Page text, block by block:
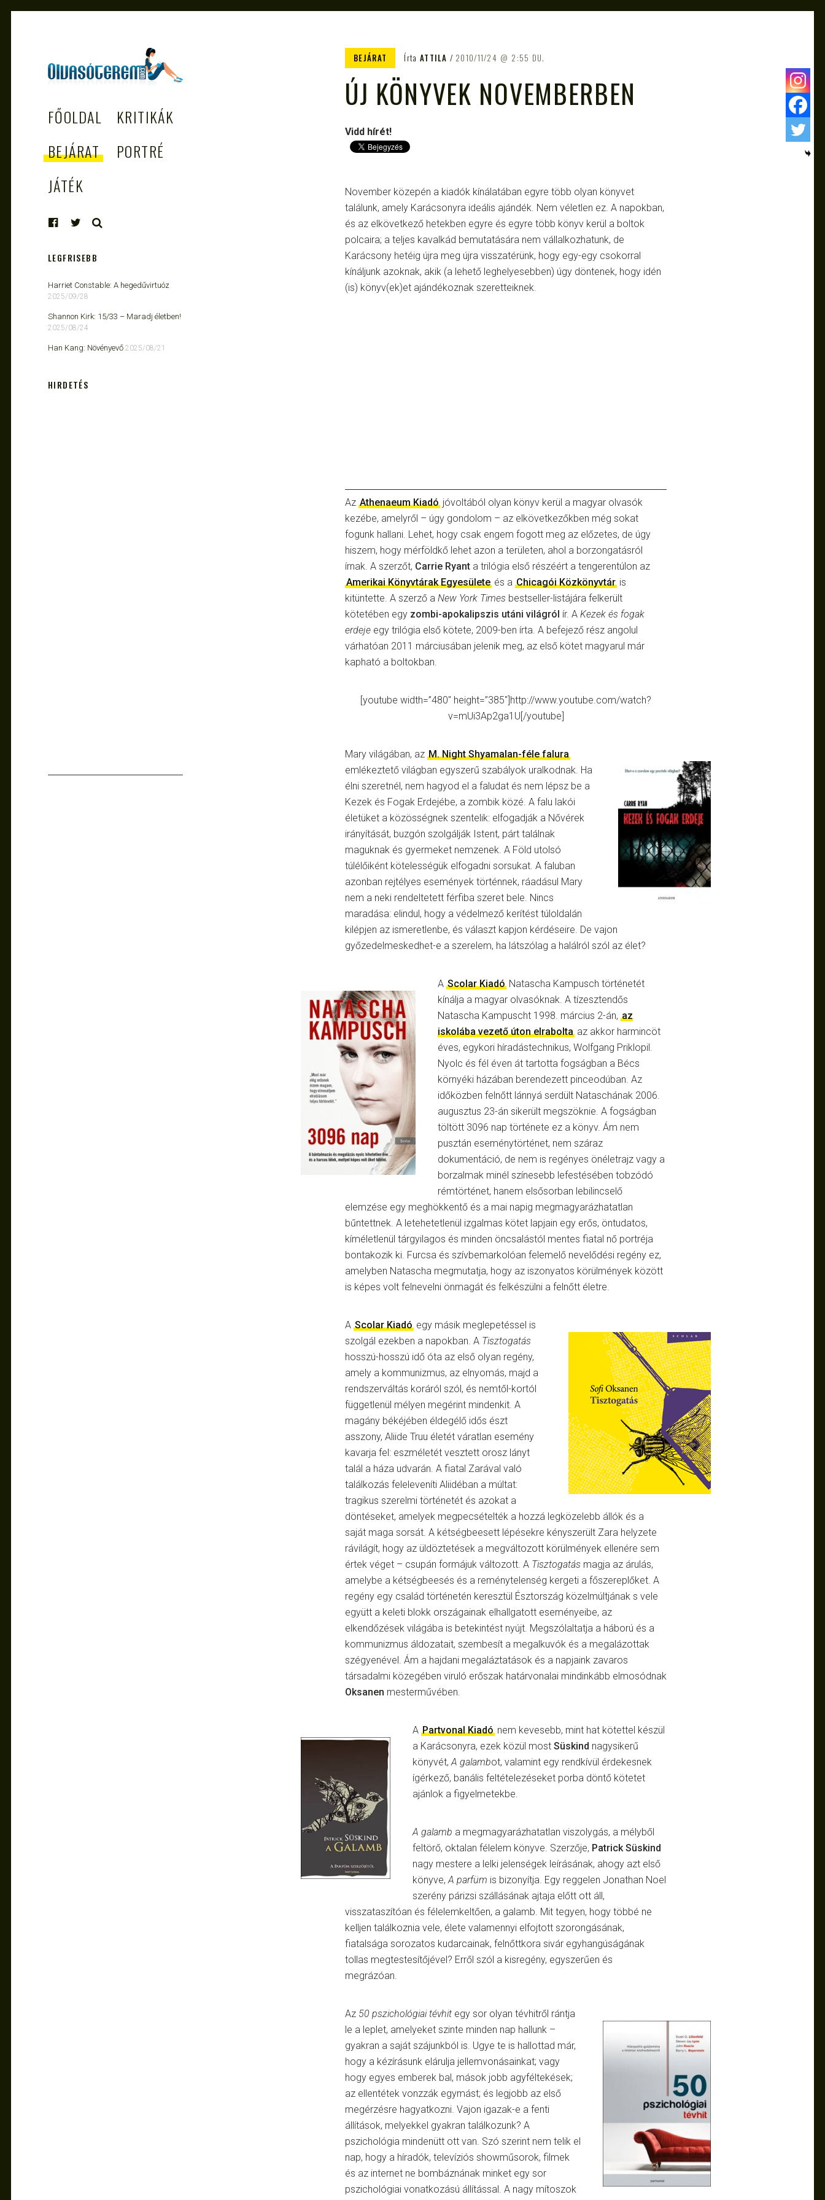
– AZ EGÉSZSÉGES
OLVASÁS
TÁMOGATÓJA
FŐOLDAL
KRITIKÁK
BEJÁRAT
PORTRÉ
JÁTÉK
BEJÁRAT Írta ATTILA 2010/11/24 2:55 DU.
ÚJ KÖNYVEK NOVEMBERBEN
Vidd hírét!
November közepén a kiadók kínálatában egyre több olyan könyvet
találunk, amely Karácsonyra ideális ajándék. Nem véletlen ez. A napokban,
és az elkövetkező hetekben egyre és egyre több könyv kerül a boltok
polcaira; a teljes kavalkád bemutatására nem vállalkozhatunk, de
Karácsony hetéig újra meg újra visszatérünk, hogy egy-egy csokorral
kínáljunk azoknak, akik (a lehető leghelyesebben) úgy döntenek, hogy idén
(is) könyv(ek)et ajándékoznak szeretteiknek.
Az Athenaeum Kiadó jóvoltából olyan könyv kerül a magyar olvasók
kezébe, amelyről – úgy gondolom – az elkövetkezőkben még sokat
fogunk hallani. Lehet, hogy csak engem fogott meg az előzetes, de úgy
hiszem, hogy mérföldkő lehet azon a területen, ahol a borzongatásról
írnak. A szerzőt, Carrie Ryant a trilógia első részéért a tengerentúlon az
Amerikai Könyvtárak Egyesülete és a Chicagói Közkönyvtár is
kitüntette. A szerző a New York Times bestseller-listájára felkerült
kötetében egy zombi-apokalipszis utáni világról ír. A Kezek és fogak
erdeje egy trilógia első kötete, 2009-ben írta. A befejező rész angolul
várhatóan 2011 márciusában jelenik meg, az első kötet magyarul már
kapható a boltokban.
[youtube width=”480″ height=”385″]http://www.youtube.com/watch?
v=mUi3Ap2ga1U[/youtube]
Mary világában, az M. Night Shyamalan-féle falura
emlékeztető világban egyszerű szabályok uralkodnak. Ha
élni szeretnél, nem hagyod el a faludat és nem lépsz be a
Kezek és Fogak Erdejébe, a zombik közé. A falu lakói
életüket a közösségnek szentelik: elfogadják a Nővérek
irányítását, buzgón szolgálják Istent, párt találnak
maguknak és gyermeket nemzenek. A Föld utolsó
túlélőiként kötelességük elfogadni sorsukat. A faluban
azonban rejtélyes események történnek, ráadásul Mary
nem a neki rendeltetett férfiba szeret bele. Nincs
maradása: elindul, hogy a védelmező kerítést túloldalán
kilépjen az ismeretlenbe, és választ kapjon kérdéseire. De vajon
győzedelmeskedhet-e a szerelem, ha látszólag a halálról szól az élet?
A Scolar Kiadó Natascha Kampusch történetét
kínálja a magyar olvasóknak. A tízesztendős
Natascha Kampuscht 1998. március 2-án, az
iskolába vezető úton elrabolta az akkor harmincöt
éves, egykori híradástechnikus, Wolfgang Priklopil.
Nyolc és fél éven át tartotta fogságban a Bécs
környéki házában berendezett pinceodúban. Az
időközben felnőtt lánnyá serdült Nataschának 2006.
augusztus 23-án sikerült megszöknie. A fogságban
töltött 3096 nap története ez a könyv. Ám nem
pusztán eseménytörténet, nem száraz
dokumentáció, de nem is regényes önéletrajz vagy a
borzalmak minél színesebb lefestésében tobzódó
rémtörténet, hanem elsősorban lebilincselő
elemzése egy meghökkentő és a mai napig megmagyarázhatatlan
bűntettnek. A letehetetlenül izgalmas kötet lapjain egy erős, öntudatos,
kíméletlenül tárgyilagos és minden öncsalástól mentes fiatal nő portréja
bontakozik ki. Furcsa és szívbemarkolóan felemelő nevelődési regény ez,
amelyben Natascha megmutatja, hogy az iszonyatos körülmények között
is képes volt felnevelni önmagát és felkészülni a felnőtt életre.
A Scolar Kiadó egy másik meglepetéssel is
szolgál ezekben a napokban. A Tisztogatás
hosszú-hosszú idő óta az első olyan regény,
amely a kommunizmus, az elnyomás, majd a
rendszerváltás koráról szól, és nemtől-kortól
függetlenül mélyen megérint mindenkit. A
magány békéjében éldegélő idős észt
asszony, Aliide Truu életét váratlan esemény
kavarja fel: eszméletét vesztett orosz lányt
talál a háza udvarán. A fiatal Zarával való
találkozás feleleveníti Aliidéban a múltat:
tragikus szerelmi történetét és azokat a
döntéseket, amelyek megpecsételték a hozzá legközelebb állók és a
saját maga sorsát. A kétségbeesett lépésekre kényszerült Zara helyzete
rávilágít, hogy az üldöztetések a megváltozott körülmények ellenére sem
értek véget – csupán formájuk változott. A Tisztogatás magja az árulás,
amelybe a kétségbeesés és a reménytelenség kergeti a főszereplőket. A
regény egy család történetén keresztül Észtország közelmúltjának s vele
együtt a keleti blokk országainak elhallgatott eseményeibe, az
elkendőzések világába is betekintést nyújt. Megszólaltatja a háború és a
kommunizmus áldozatait, szembesít a megalkuvók és a megalázottak
szégyenével. Ám a hajdani megaláztatások és a napjaink zavaros
társadalmi közegében viruló erőszak határvonalai mindinkább elmosódnak
Oksanen mesterművében.
A Partvonal Kiadó nem kevesebb, mint hat kötettel készül
a Karácsonyra, ezek közül most Süskind nagysikerű
könyvét, A galambot, valamint egy rendkívül érdekesnek
ígérkező, banális feltételezéseket porba döntő kötetet
ajánlok a figyelmetekbe.
A galamb a megmagyarázhatatlan viszolygás, a mélyből
feltörő, oktalan félelem könyve. Szerzője, Patrick Süskind
nagy mestere a lelki jelenségek leírásának, ahogy azt első
könyve, A parfüm is bizonyítja. Egy reggelen Jonathan Noel
szerény párizsi szállásának ajtaja előtt ott áll,
visszataszítóan és félelemkeltően, a galamb. Mit tegyen, hogy többé ne
kelljen találkoznia vele, élete valamennyi elfojtott szorongásának,
fiatalsága sorozatos kudarcainak, felnőttkora sivár egyhangúságának
tollas megtestesítőjével? Erről szól a kisregény, egyszerűen és
megrázóan.
Az 50 pszichológiai tévhit egy sor olyan tévhitről rántja
le a leplet, amelyeket szinte minden nap hallunk –
gyakran a saját szájunkból is. Ugye te is hallottad már,
hogy a kézírásunk elárulja jellemvonásainkat; vagy
hogy egyes emberek bal, mások jobb agyféltekések;
az ellentétek vonzzák egymást; és legjobb az első
megérzésre hagyatkozni. Vajon igazak-e a fenti
állítások, melyekkel gyakran találkozunk? A
pszichológia mindenütt ott van. Szó szerint nem telik el
nap, hogy a híradók, televíziós showműsorok, filmek
és az internet ne bombáznának minket egy sor
pszichológiai vonatkozású állítással. A nagy mítoszok
LEGFRISEBB
Harriet Constable: A hegedűvirtuóz
2025/09/28
Shannon Kirk: 15/33 ​– Maradj életben!
2025/08/24
Han Kang: Növényevő 2025/08/21
HIRDETÉS